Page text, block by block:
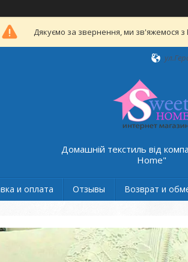
Дякуємо за звернення, ми зв'яжемося з
Домашній текстиль від
Home"
и оплата Отзывы Возврат и